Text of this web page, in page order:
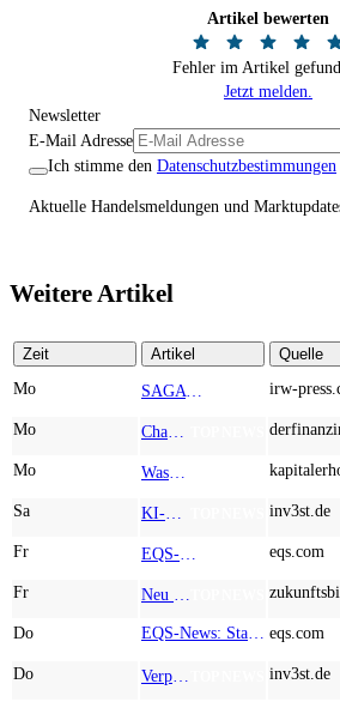
Artikel bewerten
Fehler im Artikel
Jetzt melden.
Newsletter
E-Mail Adresse
Ich stimme den Datenschutzbestimmungen
Aktuelle Handelsmeldungen und
Weitere Artikel
Zeit Artikel Quelle
Mo
irw-
Mo
Mo
Sa inv3st.de
Fr eqs.com
Fr
Do eqs.com
Do inv3st.de